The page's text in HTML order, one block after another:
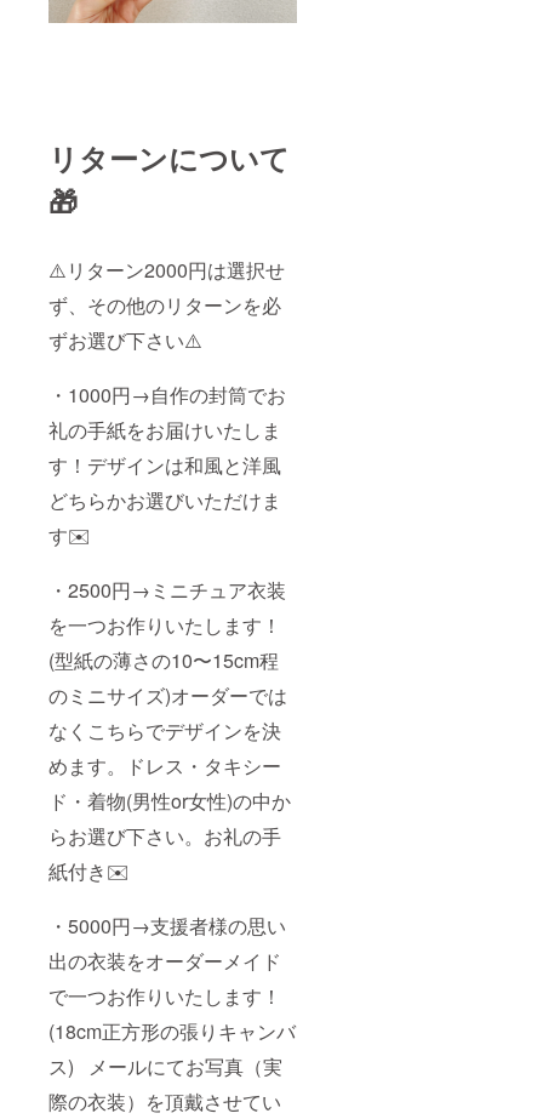
リターンについて
🎁
⚠️リターン2000円は選択せ
ず、その他のリターンを必
ずお選び下さい⚠️
・1000円→自作の封筒でお
礼の手紙をお届けいたしま
す！デザインは和風と洋風
どちらかお選びいただけま
す✉️
・2500円→ミニチュア衣装
を一つお作りいたします！
(型紙の薄さの10〜15cm程
のミニサイズ)オーダーでは
なくこちらでデザインを決
めます。ドレス・タキシー
ド・着物(男性or女性)の中か
らお選び下さい。お礼の手
紙付き✉️
・5000円→支援者様の思い
出の衣装をオーダーメイド
で一つお作りいたします！
(18cm正方形の張りキャンバ
ス) メールにてお写真（実
際の衣装）を頂戴させてい